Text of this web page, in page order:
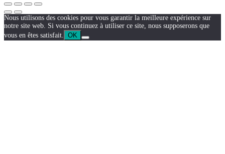
Nous utilisons des cookies pour vous garantir la meilleure expérience sur
notre site web. Si vous continuez à utiliser ce site, nous supposerons que
vous en êtes satisfait.
OK